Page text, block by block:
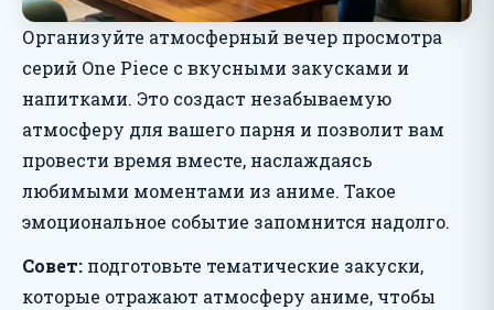
Организуйте атмосферный вечер просмотра
серий One Piece с вкусными закусками и
напитками. Это создаст незабываемую
атмосферу для вашего парня и позволит вам
провести время вместе, наслаждаясь
любимыми моментами из аниме. Такое
эмоциональное событие запомнится надолго.
Совет: подготовьте тематические закуски,
которые отражают атмосферу аниме, чтобы